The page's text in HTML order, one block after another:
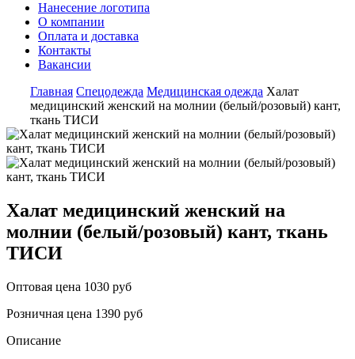
Нанесение логотипа
О компании
Оплата и доставка
Контакты
Вакансии
Главная Спецодежда Медицинская одежда Халат
медицинский женский на молнии (белый/розовый) кант,
ткань ТИСИ
Халат медицинский женский на
молнии (белый/розовый) кант, ткань
ТИСИ
Оптовая цена 1030 руб
Розничная цена 1390 руб
Описание